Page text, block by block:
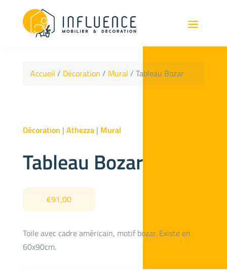
Accueil / Décoration / Mural / Tableau Bozar
Décoration | Athezza| Mural
Tableau Bozar
€91,00
Toile avec cadre américain, motif bozar. Existe en
60x90cm.